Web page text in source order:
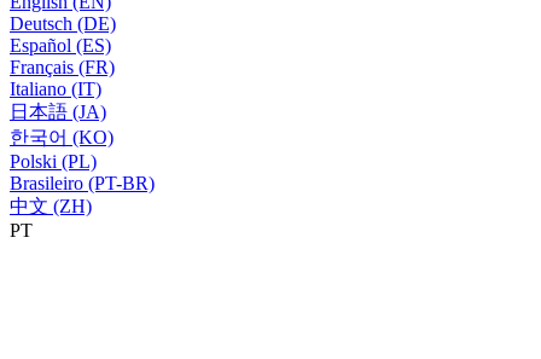
Deutsch (DE)
Español (ES)
Français (FR)
Italiano (IT)
日本語 (JA)
한국어 (KO)
Polski (PL)
Brasileiro (PT-BR)
中文 (ZH)
PT